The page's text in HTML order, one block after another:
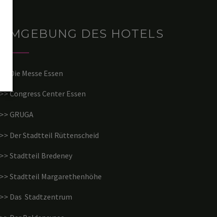
UMGEBUNG DES HOTELS
>> Die Messe Essen
>> Congress Center Essen
>> GRUGA
>> Der Stadtteil Rüttenscheid
>> Stadtteil Bredeney
>> Stadtteil Margarethenhöhe
>> Das Stadtzentrum